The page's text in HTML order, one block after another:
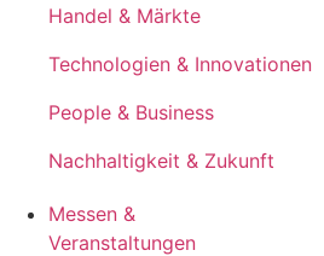
Handel & Märkte
Technologien & Innovationen
People & Business
Nachhaltigkeit & Zukunft
Messen &
Veranstaltungen